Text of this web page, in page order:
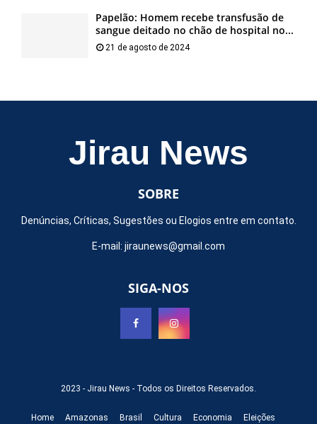
Papelão: Homem recebe transfusão de
sangue deitado no chão de hospital no...
21 de agosto de 2024
Jirau News
SOBRE
Denúncias, Críticas, Sugestões ou Elogios entre em contato.
E-mail: jiraunews@gmail.com
SIGA-NOS
2023 - Jirau News - Todos os Direitos Reservados.
Home Amazonas Brasil Cultura Economia Eleições